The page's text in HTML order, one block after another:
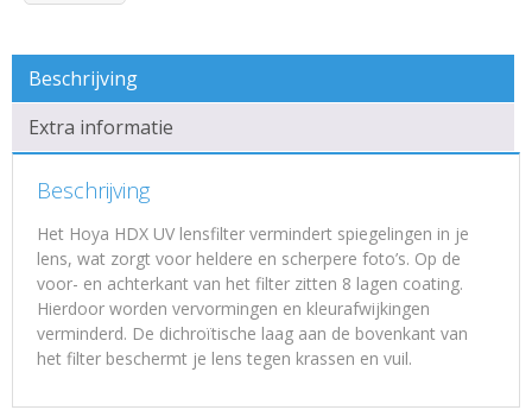
Beschrijving
Extra informatie
Beschrijving
Het Hoya HDX UV lensfilter vermindert spiegelingen in je
lens, wat zorgt voor heldere en scherpere foto’s. Op de
voor- en achterkant van het filter zitten 8 lagen coating.
Hierdoor worden vervormingen en kleurafwijkingen
verminderd. De dichroïtische laag aan de bovenkant van
het filter beschermt je lens tegen krassen en vuil.